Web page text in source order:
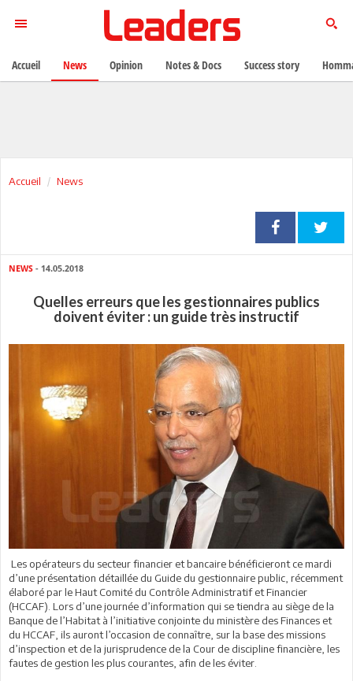
Accueil News
NEWS - 14.05.2018
Quelles erreurs que les gestionnaires publics
doivent éviter : un guide très instructif
Les opérateurs du secteur financier et bancaire bénéficieront ce mardi
d’une présentation détaillée du Guide du gestionnaire public, récemment
élaboré par le Haut Comité du Contrôle Administratif et Financier
(HCCAF). Lors d’une journée d’information qui se tiendra au siège de la
Banque de l’Habitat à l’initiative conjointe du ministère des Finances et
du HCCAF, ils auront l’occasion de connaître, sur la base des missions
d’inspection et de la jurisprudence de la Cour de discipline financière, les
fautes de gestion les plus courantes, afin de les éviter.
Accueil News Opinion Notes & Docs Success story